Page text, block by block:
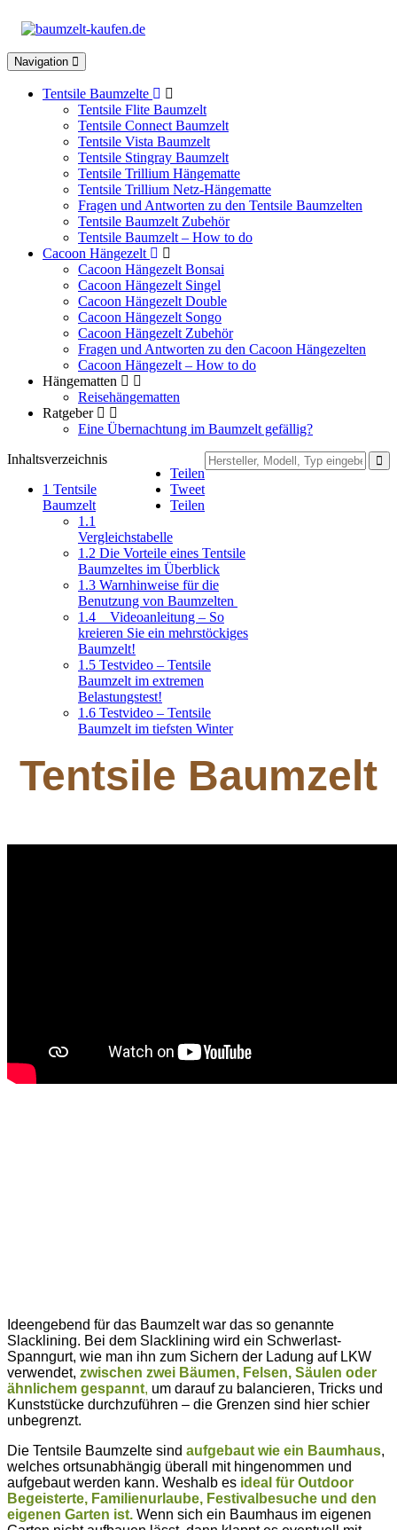
Toggle
navigation
Navigation
Tentsile Baumzelte
Tentsile Flite Baumzelt
Tentsile Connect Baumzelt
Tentsile Vista Baumzelt
Tentsile Stingray Baumzelt
Tentsile Trillium Hängematte
Tentsile Trillium Netz-Hängematte
Fragen und Antworten zu den Tentsile Baumzelten
Tentsile Baumzelt Zubehör
Tentsile Baumzelt – How to do
Cacoon Hängezelt
Cacoon Hängezelt Bonsai
Cacoon Hängezelt Singel
Cacoon Hängezelt Double
Cacoon Hängezelt Songo
Cacoon Hängezelt Zubehör
Fragen und Antworten zu den Cacoon Hängezelten
Cacoon Hängezelt – How to do
Hängematten
Reisehängematten
Ratgeber
Eine Übernachtung im Baumzelt gefällig?
Teilen
Tweet
Teilen
Inhaltsverzeichnis
1 Tentsile
Baumzelt
1.1
Vergleichstabelle
1.2 Die Vorteile eines Tentsile
Baumzeltes im Überblick
1.3 Warnhinweise für die
Benutzung von Baumzelten
1.4 Videoanleitung – So
kreieren Sie ein mehrstöckiges
Baumzelt!
1.5 Testvideo – Tentsile
Baumzelt im extremen
Belastungstest!
1.6 Testvideo – Tentsile
Baumzelt im tiefsten Winter
Tentsile Baumzelt
Ideengebend für das Baumzelt war das so genannte
Slacklining. Bei dem Slacklining wird ein Schwerlast-
Spanngurt, wie man ihn zum Sichern der Ladung auf LKW
verwendet, zwischen zwei Bäumen, Felsen, Säulen oder
ähnlichem gespannt, um darauf zu balancieren, Tricks und
Kunststücke durchzuführen – die Grenzen sind hier schier
unbegrenzt.
Die Tentsile Baumzelte sind aufgebaut wie ein Baumhaus,
welches ortsunabhängig überall mit hingenommen und
aufgebaut werden kann. Weshalb es ideal für Outdoor
Begeisterte, Familienurlaube, Festivalbesuche und den
eigenen Garten ist. Wenn sich ein Baumhaus im eigenen